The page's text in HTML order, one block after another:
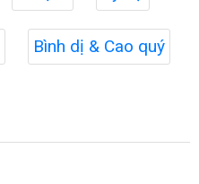
Bình dị & Cao quý